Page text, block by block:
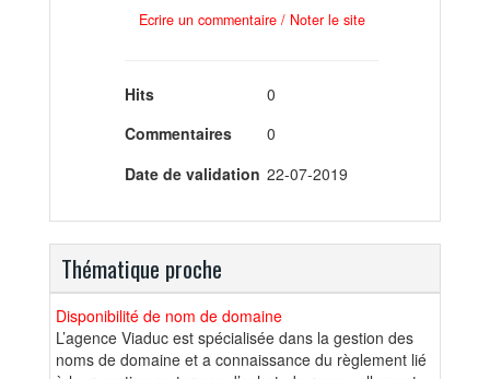
Ecrire un commentaire / Noter le site
Hits
0
Commentaires
0
Date de validation 22-07-2019
Thématique proche
Disponibilité de nom de domaine
L’agence Viaduc est spécialisée dans la gestion des
noms de domaine et a connaissance du règlement lié